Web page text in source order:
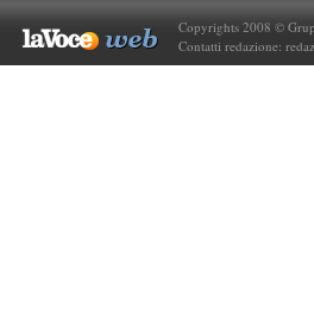
Copyrights 2008 ©
Contatti redazione: